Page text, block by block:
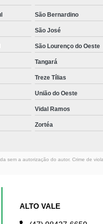
São Bernardino
São José
São Lourenço do Oeste
Tangará
Treze Tílias
União do Oeste
Vidal Ramos
Zortéa
sem a autorização do autor. Crime de
ALTO VALE